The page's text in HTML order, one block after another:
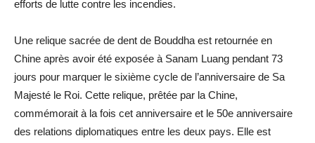
efforts de lutte contre les incendies.
Une relique sacrée de dent de Bouddha est retournée en
Chine après avoir été exposée à Sanam Luang pendant 73
jours pour marquer le sixième cycle de l’anniversaire de Sa
Majesté le Roi. Cette relique, prêtée par la Chine,
commémorait à la fois cet anniversaire et le 50e anniversaire
des relations diplomatiques entre les deux pays. Elle est